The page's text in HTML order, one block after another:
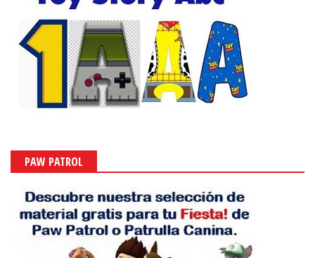
PAW PATROL